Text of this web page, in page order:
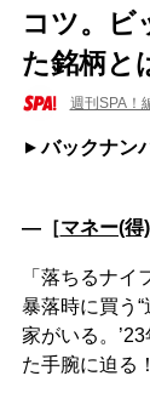
コツ。ビ
た銘柄と
週刊SPA！
バックナン
―［マネー(得
「落ちるナイ
暴落時に買う
家がいる。
た手腕に迫る！